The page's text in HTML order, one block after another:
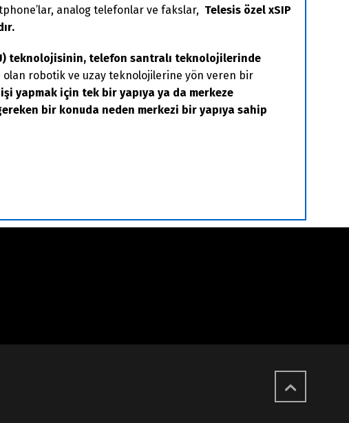
analog telefonlar ve fakslar, Telesis özel xSIP
teknolojisinin, telefon santralı teknolojilerinde
olan robotik ve uzay teknolojilerine yön veren bir
yapmak için tek bir yapıya ya da merkeze
bir konuda neden merkezi bir yapıya sahip